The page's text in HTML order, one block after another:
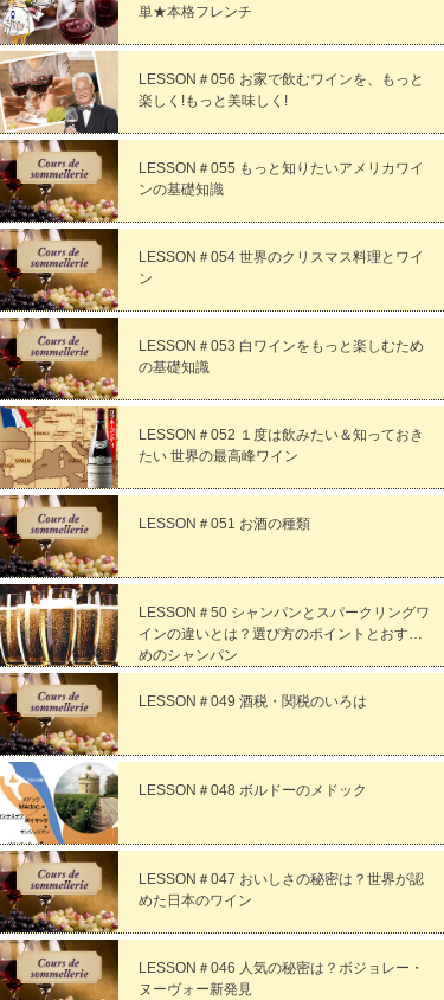
単★本格フレンチ
LESSON＃056 お家で飲むワインを、もっと
楽しく!もっと美味しく!
LESSON＃055 もっと知りたいアメリカワイ
ンの基礎知識
LESSON＃054 世界のクリスマス料理とワイ
ン
LESSON＃053 白ワインをもっと楽しむため
の基礎知識
LESSON＃052 １度は飲みたい＆知っておき
たい 世界の最高峰ワイン
LESSON＃051 お酒の種類
LESSON＃50 シャンパンとスパークリングワ
インの違いとは？選び方のポイントとおすす
めのシャンパン
LESSON＃049 酒税・関税のいろは
LESSON＃048 ボルドーのメドック
LESSON＃047 おいしさの秘密は？世界が認
めた日本のワイン
LESSON＃046 人気の秘密は？ボジョレー・
ヌーヴォー新発見